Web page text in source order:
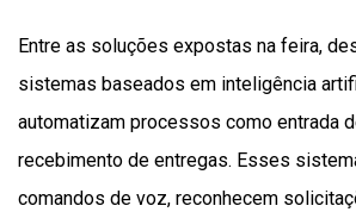
Entre as soluções expostas na feira,
sistemas baseados em inteligência
automatizam processos como entrada
recebimento de entregas. Esses
comandos de voz, reconhecem